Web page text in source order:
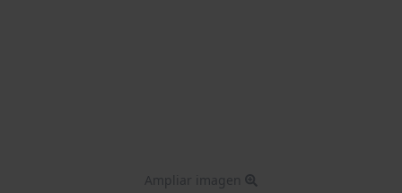
Ampliar imagen